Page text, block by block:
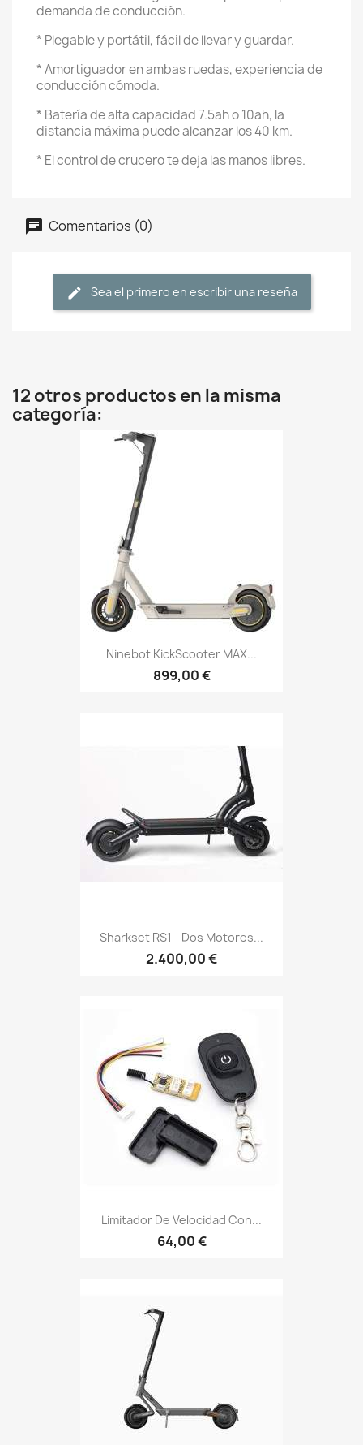
demanda de conducción.
* Plegable y portátil, fácil de llevar y guardar.
* Amortiguador en ambas ruedas, experiencia de
conducción cómoda.
* Batería de alta capacidad 7.5ah o 10ah, la
distancia máxima puede alcanzar los 40 km.
* El control de crucero te deja las manos libres.
Comentarios (0)
Sea el primero en escribir una reseña
12 otros productos en la misma
categoría:
Ninebot KickScooter MAX...
899,00 €
Sharkset RS1 - Dos Motores...
2.400,00 €
Limitador De Velocidad Con...
64,00 €